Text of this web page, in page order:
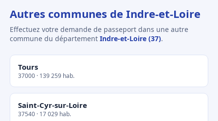
Autres communes de Indre-et-Loire
Effectuez votre demande de passeport dans une autre
commune du département Indre-et-Loire (37).
Tours
37000 · 139 259 hab.
Saint-Cyr-sur-Loire
37540 · 17 029 hab.